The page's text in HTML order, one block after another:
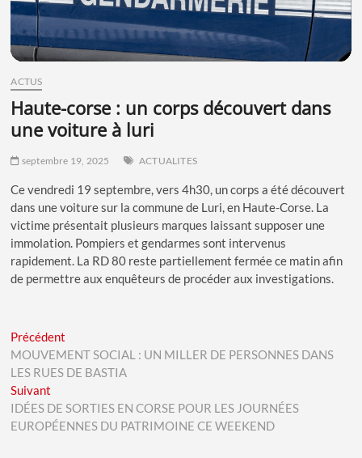
ACTUS
haute-corse : un corps découvert dans
une voiture à luri
septembre 19, 2025 ACTUALITES
Ce vendredi 19 septembre, vers 4h30, un corps a été découvert
dans une voiture sur la commune de Luri, en Haute-Corse. La
victime présentait plusieurs marques laissant supposer une
immolation. Pompiers et gendarmes sont intervenus
rapidement. La RD 80 reste partiellement fermée ce matin afin
de permettre aux enquêteurs de procéder aux investigations.
Navigation
de
l’article
Précédent
post:
MOUVEMENT SOCIAL : UN MILLER DE PERSONNES DANS
LES RUES DE BASTIA
Suivant
post:
IDÉES DE SORTIES EN CORSE POUR LES JOURNÉES
EUROPÉENNES DU PATRIMOINE CE WEEKEND